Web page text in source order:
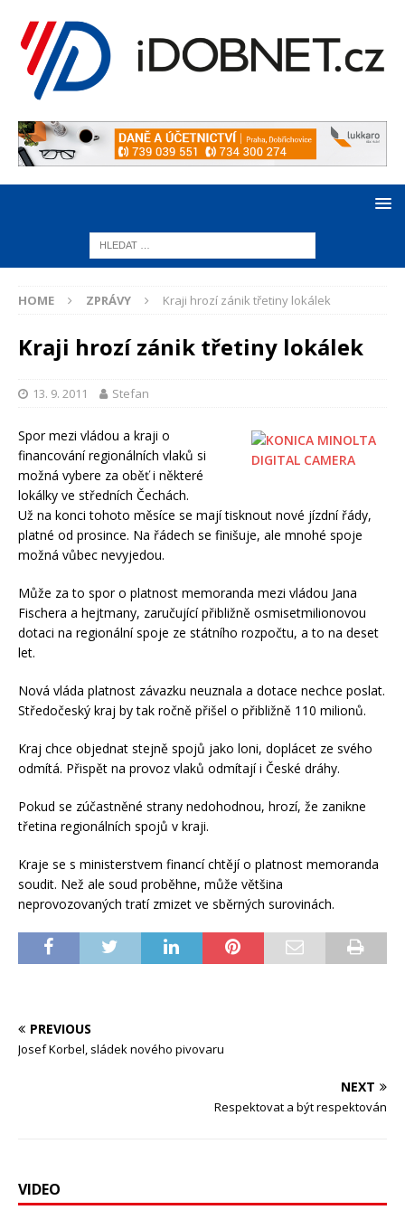
HOME ZPRÁVY Kraji hrozí zánik třetiny lokálek
Kraji hrozí zánik třetiny lokálek
13. 9. 2011 Stefan
Spor mezi vládou a kraji o
financování regionálních vlaků si
možná vybere za oběť i některé
lokálky ve středních Čechách.
Už na konci tohoto měsíce se mají tisknout nové jízdní řády,
platné od prosince. Na řádech se finišuje, ale mnohé spoje
možná vůbec nevyjedou.
Může za to spor o platnost memoranda mezi vládou Jana
Fischera a hejtmany, zaručující přibližně osmisetmilionovou
dotaci na regionální spoje ze státního rozpočtu, a to na deset
let.
Nová vláda platnost závazku neuznala a dotace nechce poslat.
Středočeský kraj by tak ročně přišel o přibližně 110 milionů.
Kraj chce objednat stejně spojů jako loni, doplácet ze svého
odmítá. Přispět na provoz vlaků odmítají i České dráhy.
Pokud se zúčastněné strany nedohodnou, hrozí, že zanikne
třetina regionálních spojů v kraji.
Kraje se s ministerstvem financí chtějí o platnost memoranda
soudit. Než ale soud proběhne, může většina
neprovozovaných tratí zmizet ve sběrných surovinách.
PREVIOUS
Josef Korbel, sládek nového pivovaru
NEXT
Respektovat a být respektován
VIDEO